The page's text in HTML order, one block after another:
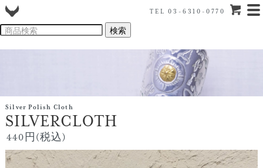
TEL 03-6310-0770
Silver Polish Cloth
SILVERCLOTH
440円(税込)